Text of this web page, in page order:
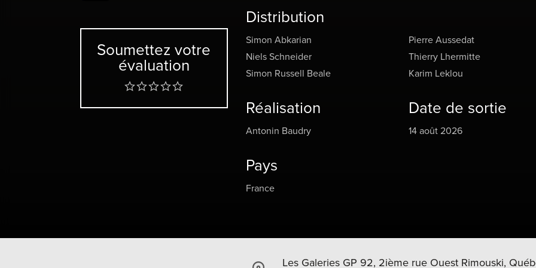
Soumettez votre
évaluation
audace, leur rage de liberté défient l’Histoire qui semblait pourtant
d’avance.
Distribution
Simon Abkarian
Niels Schneider
Simon Russell Beale
Pierre Aussedat
Thierry Lhermitte
Karim Leklou
Réalisation
Antonin Baudry
Date de sortie
14 août 2026
Pays
France
Les Galeries GP 92, 2ième rue Ouest Rimouski,